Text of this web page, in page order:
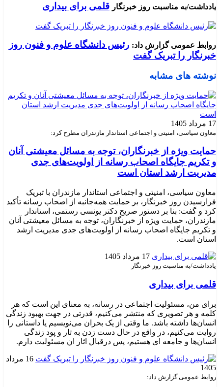
یادداشت/به مناسبت روز خبرنگار قلمی برای بیداری
روابط عمومی گزارش داد: رئیس دانشگاه علوم و فنون روز
خبرنگار را تبریک گفت
نوشته های مشابه
17 مرداد 1405
معاون سیاسی، امنیتی و اجتماعی استاندار مازندران مطرح کرد:
حمایت ویژه از خبرنگاران، توجه به مسائل معیشتی آنان
و تکریم جایگاه اصحاب رسانه از اولویت‌های جدی
مدیریت ارشد استان است
معاون سیاسی، امنیتی و اجتماعی استاندار مازندران با تبریک
فرارسیدن روز خبرنگار، بر حمایت همه‌جانبه از اصحاب رسانه تأکید
کرد و گفت: بنا بر دستور صریح دکتر یونسی رستمی، استاندار
مازندران، حمایت ویژه از خبرنگاران، توجه به مسائل معیشتی آنان
و تکریم جایگاه اصحاب رسانه از اولویت‌های جدی مدیریت ارشد
استان است. ‎
17 مرداد 1405
یادداشت/به مناسبت روز خبرنگار
قلمی برای بیداری
برای من، مسئولیت اجتماعی در رسانه، به معنای این است که هر
کلمه و هر تصویری که منتشر می‌کنیم، قدرتی در جهت بهبود زندگی
انسان‌ها داشته باشد. ما وقتی از یک بحران می‌نویسیم یا داستانی را
روایت می‌کنیم، در واقع در حال دست زدن به تار و پود زندگی
انسان‌ها و جامعه ای هستیم، پس درقبال اثار ان مسئولیت دارم.
16 مرداد
1405
روابط عمومی گزارش داد: